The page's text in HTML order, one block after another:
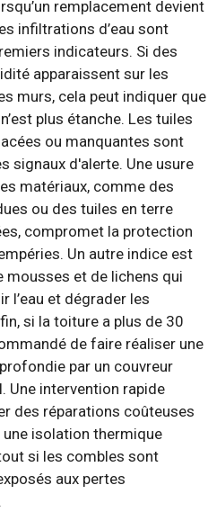
remplacement devient
infiltrations d’eau sont
indicateurs. Si des
apparaissent sur les
murs, cela peut indiquer que
plus étanche. Les tuiles
ou manquantes sont
signaux d'alerte. Une usure
matériaux, comme des
ou des tuiles en terre
compromet la protection
Un autre indice est
mousses et de lichens qui
l’eau et dégrader les
si la toiture a plus de 30
de faire réaliser une
par un couvreur
Une intervention rapide
des réparations coûteuses
isolation thermique
si les combles sont
aux pertes